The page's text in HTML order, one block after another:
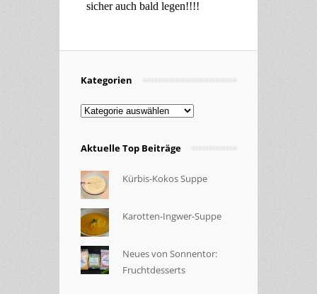
Kategorien
Kategorien
Aktuelle Top Beiträge
Kürbis-Kokos Suppe
Karotten-Ingwer-Suppe
Neues von Sonnentor:
Fruchtdesserts